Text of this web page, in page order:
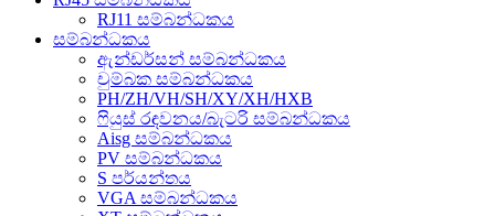
RJ11 සම්බන්ධකය
සම්බන්ධකය
ඇන්ඩර්සන් සම්බන්ධකය
චුම්බක සම්බන්ධකය
PH/ZH/VH/SH/XY/XH/HXB
ෆියුස් රඳවනය/බැටරි සම්බන්ධකය
Aisg සම්බන්ධකය
PV සම්බන්ධකය
S පර්යන්තය
VGA සම්බන්ධකය